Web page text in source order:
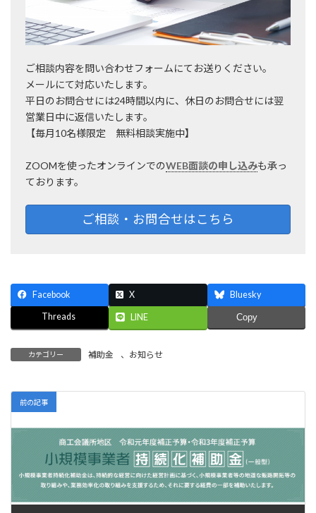
ご相談内容を問い合わせフォームにてお送りください。
メールにて対応いたします。
平日のお問合せには24時間以内に、休日のお問合せには翌
営業日中に返信いたします。
【毎月10名様限定 無料相談実施中】
ZOOMを使ったオンラインでのWEB面談の申し込みも承っ
ております。
ご相談・お問合せはこちら
Facebook X Bluesky
Threads LINE Copy
カテゴリー 補助金 、 お知らせ
前の記事